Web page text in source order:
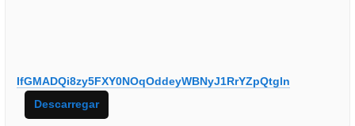
IfGMADQi8zy5FXY0NOqOddeyWBNyJ1RrYZpQtgln
Descarregar